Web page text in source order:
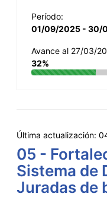
Período:
01/09/2025 - 30/
Avance al 27/03/
32%
Última actualización:
05 -
Sistema de
Juradas de